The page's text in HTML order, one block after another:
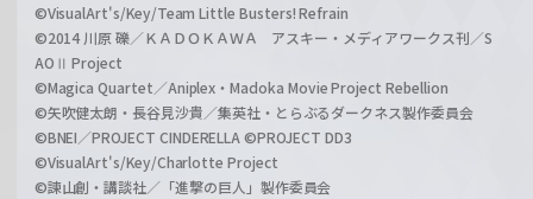
©VisualArt's/Key/Team Little Busters! Refrain
©2014 川原 礫／ＫＡＤＯＫＡＷＡ アスキー・メディアワークス刊／S
AOⅡ Project
©Magica Quartet／Aniplex・Madoka Movie Project Rebellion
©矢吹健太朗・長谷見沙貴／集英社・とらぶるダークネス製作委員会
©BNEI／PROJECT CINDERELLA ©PROJECT DD3
©VisualArt's/Key/Charlotte Project
©諫山創・講談社／「進撃の巨人」製作委員会